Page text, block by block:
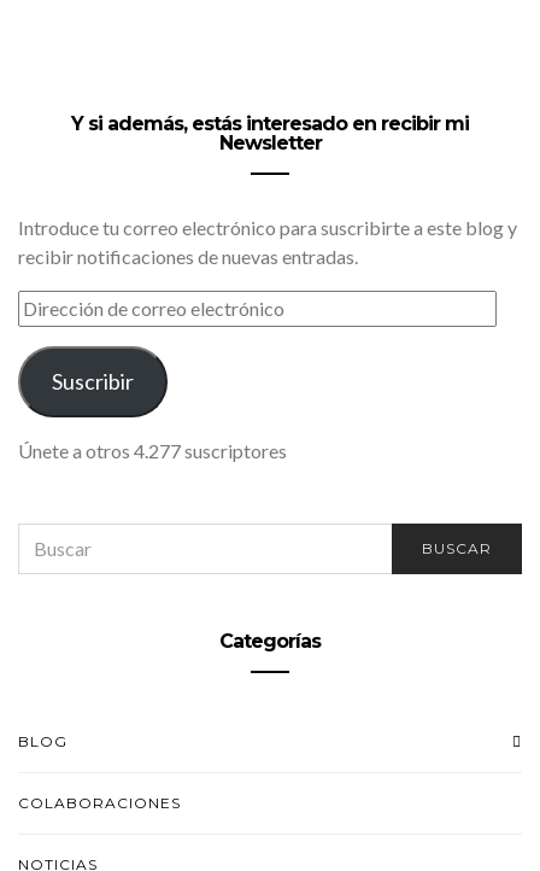
Y si además, estás interesado en recibir mi
Newsletter
Introduce tu correo electrónico para suscribirte a este blog y
recibir notificaciones de nuevas entradas.
DIRECCIÓN
DE
CORREO
ELECTRÓNICO
Suscribir
Únete a otros 4.277 suscriptores
FOR:
BUSCAR
Categorías
BLOG
COLABORACIONES
NOTICIAS